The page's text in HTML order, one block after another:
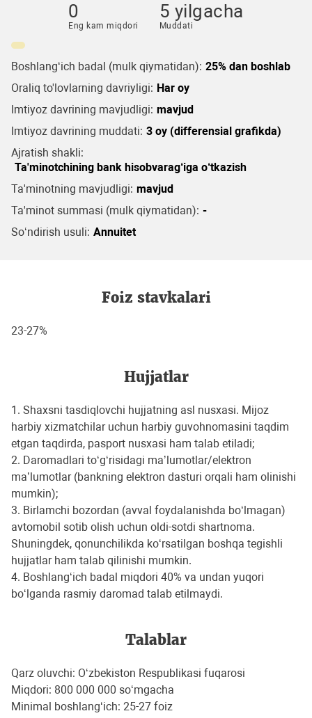
0
Eng kam miqdori
5 yilgacha
Muddati
Boshlang‘ich badal (mulk qiymatidan): 25% dan boshlab
Oraliq to'lovlarning davriyligi: Har oy
Imtiyoz davrining mavjudligi: mavjud
Imtiyoz davrining muddati: 3 oy (differensial grafikda)
Ajratish shakli:
Ta'minotchining bank hisobvarag‘iga o‘tkazish
Ta'minotning mavjudligi: mavjud
Ta'minot summasi (mulk qiymatidan): -
So‘ndirish usuli: Annuitet
Foiz stavkalari
23-27%
Hujjatlar
1. Shaxsni tasdiqlovchi hujjatning asl nusxasi. Mijoz
harbiy xizmatchilar uchun harbiy guvohnomasini taqdim
etgan taqdirda, pasport nusxasi ham talab etiladi;
2. Daromadlari toʻgʻrisidagi maʼlumotlar/elektron
maʼlumotlar (bankning elektron dasturi orqali ham olinishi
mumkin);
3. Birlamchi bozordan (avval foydalanishda boʻlmagan)
avtomobil sotib olish uchun oldi-sotdi shartnoma.
Shuningdek, qonunchilikda koʻrsatilgan boshqa tegishli
hujjatlar ham talab qilinishi mumkin.
4. Boshlang‘ich badal miqdori 40% va undan yuqori
bo‘lganda rasmiy daromad talab etilmaydi.
Talablar
Qarz oluvchi: Oʻzbekiston Respublikasi fuqarosi
Miqdori: 800 000 000 so‘mgacha
Minimal boshlangʻich: 25-27 foiz